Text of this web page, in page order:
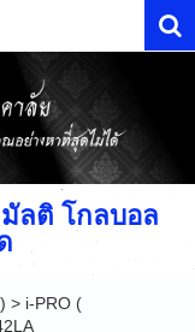
ลติ โกลบอล
> i-PRO (